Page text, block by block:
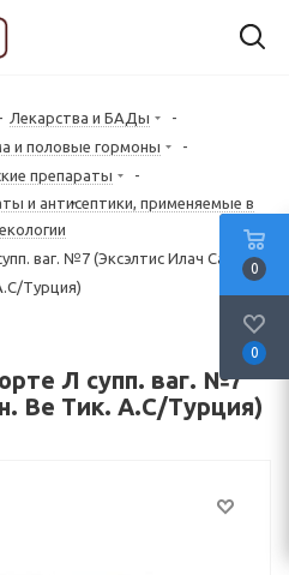
- Лекарства и БАДы
-
и половые гормоны
-
препараты
-
и антисептики, применяемые в
ваг. №7 (Эксэлтис Илач Сан. Ве
Турция)
Л супп. ваг. №7
Ве Тик. А.С/Турция)
0
0